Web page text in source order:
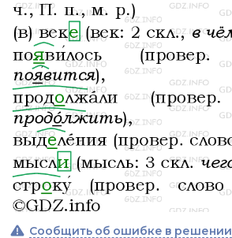
Сообщить об ошибке в решении